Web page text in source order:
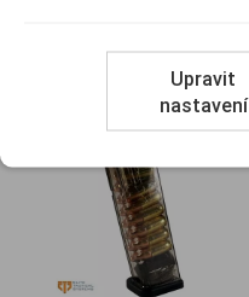
PorovnatUpravit
nastavení